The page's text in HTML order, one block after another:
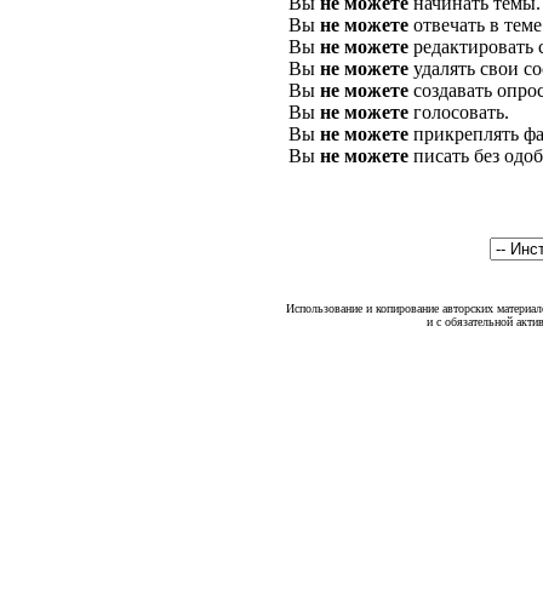
Вы не можете отвечать в
Вы не можете
Вы не можете удалять свои
Вы не можете создавать
Вы не можете голосовать.
Вы не можете прикреплять
Вы не можете писать без
Использование и копирование авторских
и с обязательной